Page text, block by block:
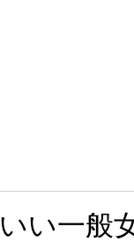
い一般